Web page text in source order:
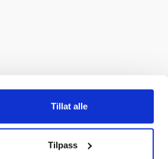
Tillat alle
Tilpass